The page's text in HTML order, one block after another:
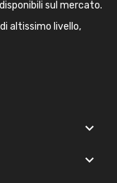
sul mercato.
altissimo livello,
keyboard_arrow_down
keyboard_arrow_down